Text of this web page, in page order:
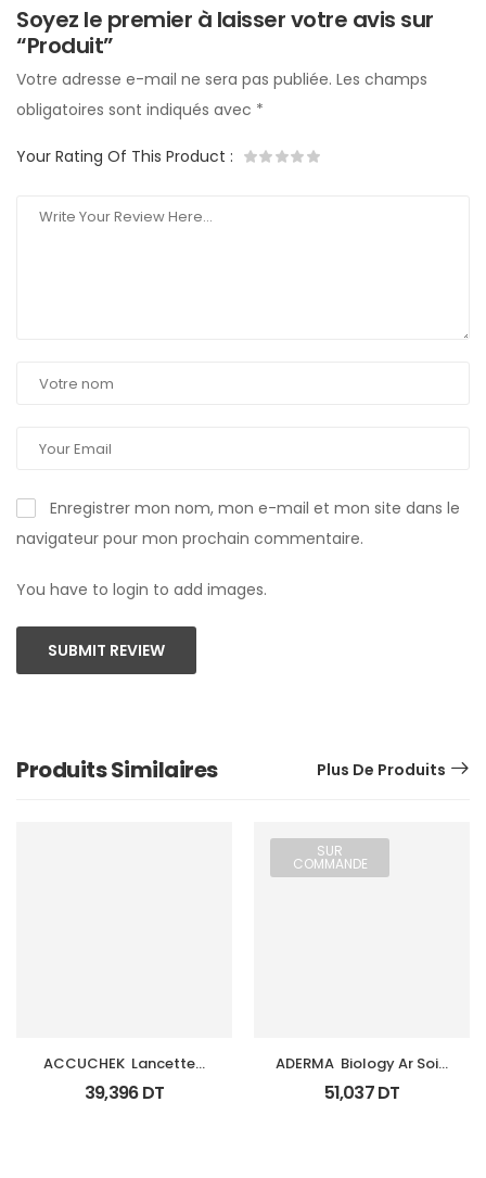
Soyez le premier à laisser votre avis sur
“Produit”
Votre adresse e-mail ne sera pas publiée. Les champs
obligatoires sont indiqués avec *
Your Rating Of This Product :
Enregistrer mon nom, mon e-mail et mon site dans le
navigateur pour mon prochain commentaire.
You have to login to add images.
SUBMIT REVIEW
Produits Similaires Plus De Produits
ACCUCHEK  Lancettes
B/200 (Prochidia)
39,396DT
SUR
COMMANDE
ADERMA  Biology Ar Soin
Anti Rougeurs Tb 40 Ml
51,037DT